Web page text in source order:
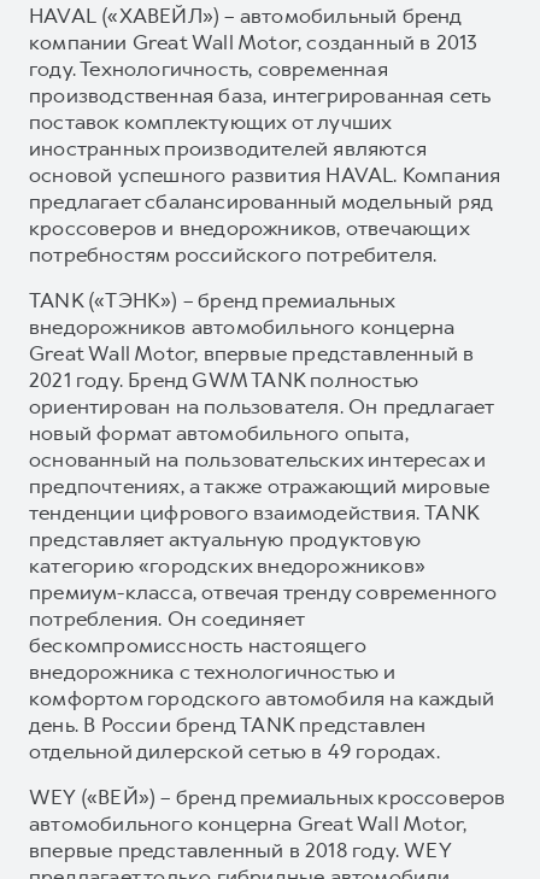
HAVAL («ХАВЕЙЛ») – автомобильный бренд
компании Great Wall Motor, созданный в 2013
году. Технологичность, современная
производственная база, интегрированная сеть
поставок комплектующих от лучших
иностранных производителей являются
основой успешного развития HAVAL. Компания
предлагает сбалансированный модельный ряд
кроссоверов и внедорожников, отвечающих
потребностям российского потребителя.
TANK («ТЭНК») – бренд премиальных
внедорожников автомобильного концерна
Great Wall Motor, впервые представленный в
2021 году. Бренд GWM TANK полностью
ориентирован на пользователя. Он предлагает
новый формат автомобильного опыта,
основанный на пользовательских интересах и
предпочтениях, а также отражающий мировые
тенденции цифрового взаимодействия. TANK
представляет актуальную продуктовую
категорию «городских внедорожников»
премиум-класса, отвечая тренду современного
потребления. Он соединяет
бескомпромиссность настоящего
внедорожника с технологичностью и
комфортом городского автомобиля на каждый
день. В России бренд TANK представлен
отдельной дилерской сетью в 49 городах.
WEY («ВЕЙ») – бренд премиальных кроссоверов
автомобильного концерна Great Wall Motor,
впервые представленный в 2018 году. WEY